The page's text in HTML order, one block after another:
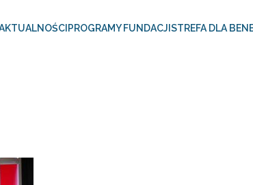
PROGRAMY FUNDACJI STREFA DLA